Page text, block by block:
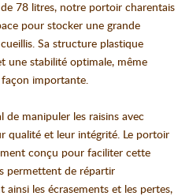
78 litres, notre portoir charentais
pour stocker une grande
Sa structure plastique
une stabilité optimale, même
importante.
de manipuler les raisins avec
qualité et leur intégrité. Le portoir
conçu pour faciliter cette
permettent de répartir
les écrasements et les pertes,